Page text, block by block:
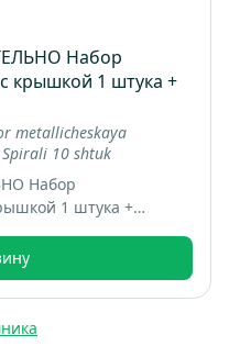
Набор
крышкой 1 штука +
metallicheskaya
10 shtuk
Набор
1 штука +